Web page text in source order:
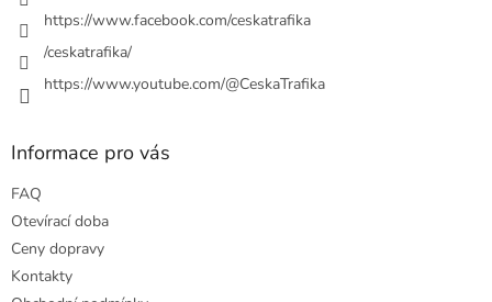
k
ý
https://www.facebook.com/ceskatrafika
/ceskatrafika/
https://www.youtube.com/@CeskaTrafika
Informace pro vás
FAQ
Otevírací doba
Ceny dopravy
Kontakty